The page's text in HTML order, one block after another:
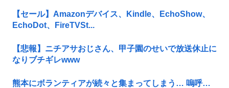
【セール】Amazonデバイス、Kindle、EchoShow、
EchoDot、FireTVSt...
【悲報】ニチアサおじさん、甲子園のせいで放送休止に
なりブチギレwww
熊本にボランティアが続々と集まってしまう… 嗚呼…